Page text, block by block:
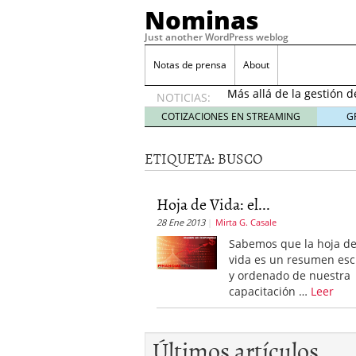
Nominas
Just another WordPress weblog
Notas de prensa About
NOTICIAS:
Desempleo Colombia
Más allá de la gestión
Una digitalización
en el sector financiero
Consejos para el
Más allá de la gestión
COTIZACIONES EN STREAMING
ETIQUETA: BUSCO
Hoja de Vida: el...
28 Ene 2013 Mirta G. Casale
Sabemos que la hoja de
vida es un resumen
y ordenado de nuestra
capacitación … Leer